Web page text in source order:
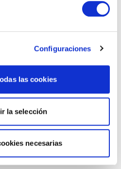
Configuraciones
las cookies
la selección
necesarias